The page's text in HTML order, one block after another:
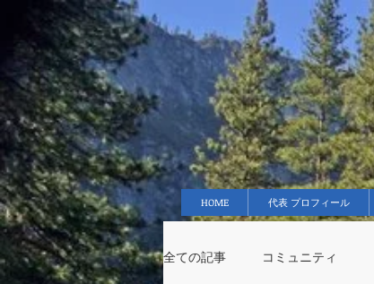
HOME 代表 プロフィール
全ての記事 コミュニティ